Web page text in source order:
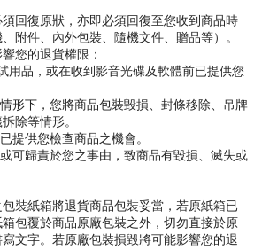
回復原狀，亦即必須回復至您收到商品時
附件、內外包裝、隨機文件、贈品等）。
您的退貨權限：
用品，或在收到影音光碟及軟體前已提供您
形下，您將商品包裝毀損、封條移除、吊牌
除等情形。
提供您檢查商品之機會。
可歸責於您之事由，致商品有毀損、滅失或
裝紙箱將退貨商品包裝妥當，若原紙箱已
包覆於商品原廠包裝之外，切勿直接於原
文字。若原廠包裝損毀將可能影響您的退